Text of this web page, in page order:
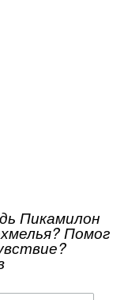
Пикамилон
Помог